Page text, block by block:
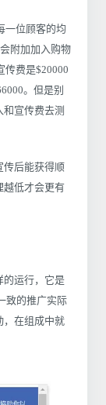
一位顾客的均
附加加入购物
传费是$20000
。但是别
宣传费去测
传后能获得顺
越低才会更有
的运行，它是
致的推广实际
，在组成中就